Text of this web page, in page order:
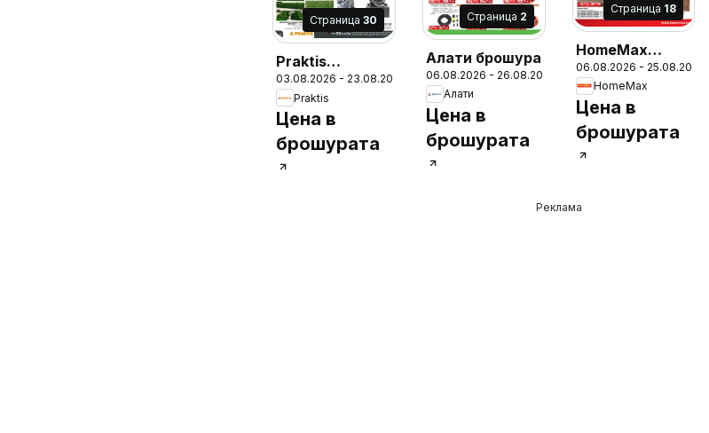
Cтраница 30
Praktis
брошура -
Неустоими
предложения
03.08.2026 - 23.08.2026
Praktis
Цена в
брошурата
Cтраница 2
Алати брошура
06.08.2026 - 26.08.2026
Алати
Цена в
брошурата
Cтраница 18
HomeMax
брошура
06.08.2026 - 25.08.2026
HomeMax
Цена в
брошурата
Реклама